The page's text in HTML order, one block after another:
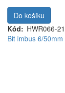
Do košíku
Kód
HWR066-
Bit imbus 6/